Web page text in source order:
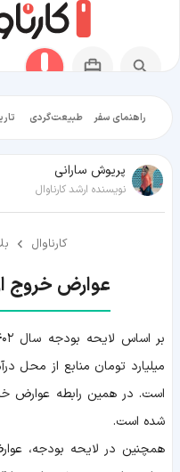
راهنمای سفر طبیعت‌گردی
پریوش سارانی
نویسنده ارشد کارناوال
کارناوال
عوارض خروج از
میلیارد تومان منابع از محل
شده است.